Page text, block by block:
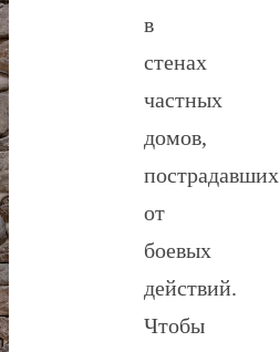
в
стенах
частных
домов,
пострадавших
от
боевых
действий.
Чтобы